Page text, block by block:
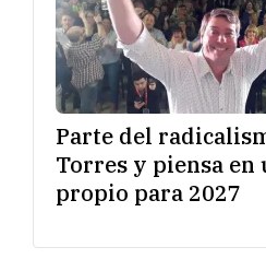
Parte del
Torres y piensa en
propio para 2027